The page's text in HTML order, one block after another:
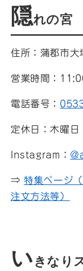
隠れの宮
住所：蒲郡市
営業時間：
電話番号：
定休日：木曜日
Instagram：
⇒特集ページ
注文方法等）
い きなり